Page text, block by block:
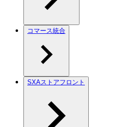
コマース統合
SXAストアフロント